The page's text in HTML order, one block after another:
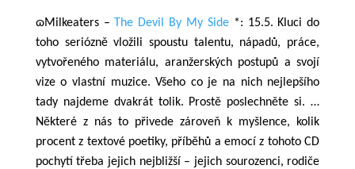
ɷMilkeaters – The Devil By My Side*: 15.5. Kluci do
toho seriózně vložili spoustu talentu, nápadů, práce,
vytvořeného materiálu, aranžerských postupů a svojí
vize o vlastní muzice.Všeho co je na nich nejlepšího
tady najdeme dvakrát tolik. Prostě poslechněte si. …
Některé z nás to přivede zároveň k myšlence, kolik
procent z textové poetiky, příběhů a emocí z tohoto CD
pochytí třeba jejich nejbližší – jejich sourozenci, rodiče